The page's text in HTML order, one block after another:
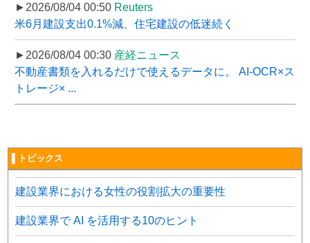
►2026/08/04 00:50 Reuters
米6月建設支出0.1%減、住宅建設の低迷続く
►2026/08/04 00:30 産経ニュース
不動産書類を入れるだけで使えるデータに。 AI-OCR×ス
トレージ× ...
▌トピックス
建設業界における女性の役割拡大の重要性
建設業界で AI を活用する10のヒント